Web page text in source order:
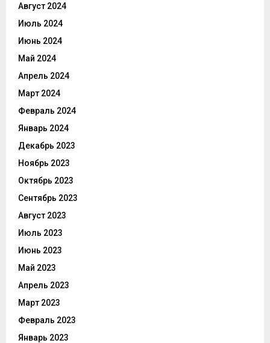
Август 2024
Июль 2024
Июнь 2024
Май 2024
Апрель 2024
Март 2024
Февраль 2024
Январь 2024
Декабрь 2023
Ноябрь 2023
Октябрь 2023
Сентябрь 2023
Август 2023
Июль 2023
Июнь 2023
Май 2023
Апрель 2023
Март 2023
Февраль 2023
Январь 2023